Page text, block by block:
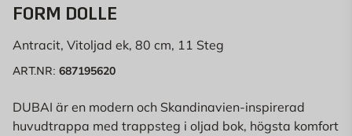
FORM DOLLE
Antracit, Vitoljad ek, 80 cm, 11 Steg
ART.NR: 687195620
DUBAI är en modern och Skandinavien-inspirerad
huvudtrappa med trappsteg i oljad bok, högsta komfort